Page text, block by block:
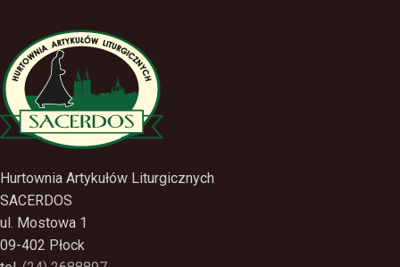
Hurtownia Artykułów Liturgicznych
SACERDOS
ul. Mostowa 1
09-402 Płock